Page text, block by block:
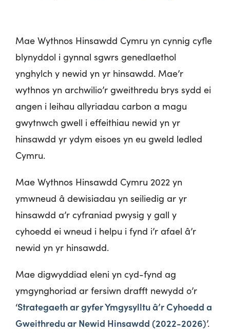
Mae Wythnos Hinsawdd Cymru yn cynnig cyfle
blynyddol i gynnal sgwrs genedlaethol
ynghylch y newid yn yr hinsawdd. Mae’r
wythnos yn archwilio’r gweithredu brys sydd ei
angen i leihau allyriadau carbon a magu
gwytnwch gwell i effeithiau newid yn yr
hinsawdd yr ydym eisoes yn eu gweld ledled
Cymru.
Mae Wythnos Hinsawdd Cymru 2022 yn
ymwneud â dewisiadau yn seiliedig ar yr
hinsawdd a’r cyfraniad pwysig y gall y
cyhoedd ei wneud i helpu i fynd i’r afael â’r
newid yn yr hinsawdd.
Mae digwyddiad eleni yn cyd-fynd ag
ymgynghoriad ar fersiwn drafft newydd o’r
‘Strategaeth ar gyfer Ymgysylltu â’r Cyhoedd a
Gweithredu ar Newid Hinsawdd (2022-2026)’.